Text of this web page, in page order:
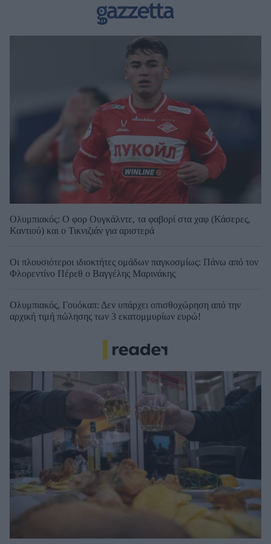
Ολυμπιακός: Ο φορ Ουγκάλντε, τα φαβορί στα χαφ (Κάσερες,
Καντιού) και ο Τικνιζιάν για αριστερά
Οι πλουσιότεροι ιδιοκτήτες ομάδων παγκοσμίως: Πάνω από τον
Φλορεντίνο Πέρεθ ο Βαγγέλης Μαρινάκης
Ολυμπιακός, Γουόκαπ: Δεν υπάρχει οπισθοχώρηση από την
αρχική τιμή πώλησης των 3 εκατομμυρίων ευρώ!